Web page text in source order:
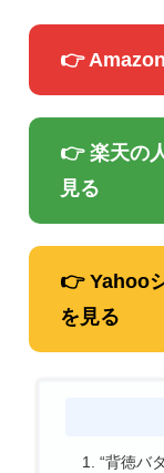
👉
👉 楽天の
見る
👉 Yahoo
を見る
“背徳バ